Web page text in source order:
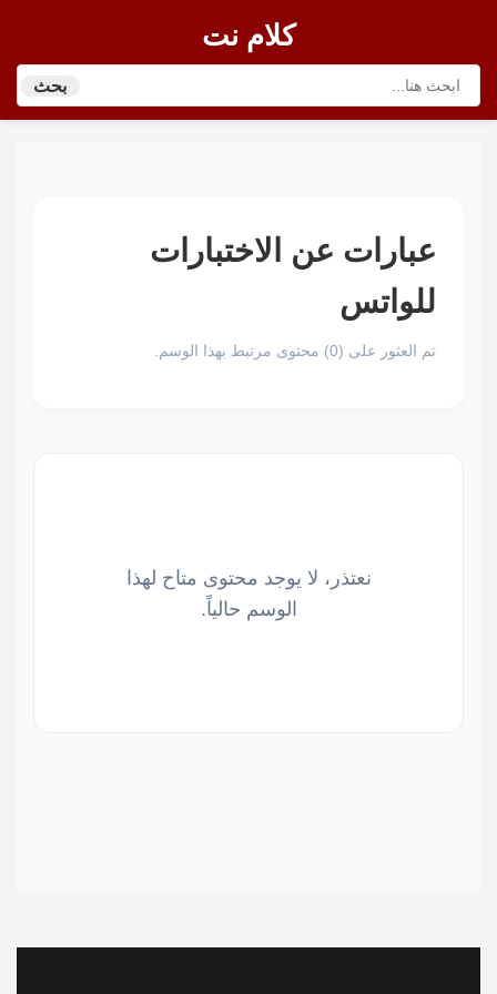
كلام نت
بحث
عبارات عن الاختبارات
للواتس
تم العثور على (0) محتوى مرتبط بهذا الوسم.
نعتذر، لا يوجد محتوى متاح لهذا
الوسم حالياً.